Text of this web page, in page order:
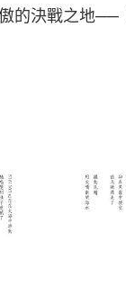
的決戰之地──